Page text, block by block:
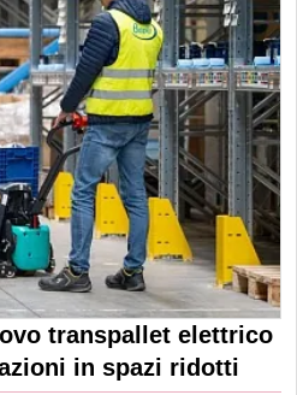
transpallet elettrico
in spazi ridotti